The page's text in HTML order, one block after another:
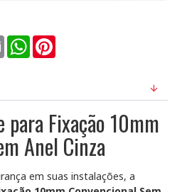
Email WhatsApp
para Fixação 10mm
Anel Cinza
em suas instalações, a